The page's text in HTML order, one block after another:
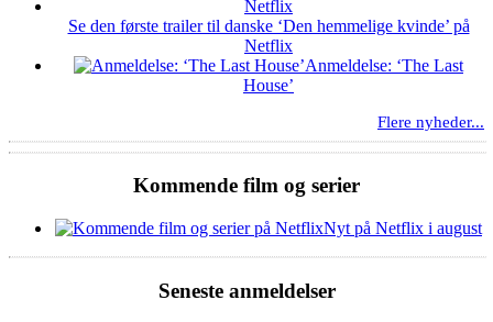
Se den første trailer til danske ‘Den hemmelige kvinde’ på
Netflix
Anmeldelse: ‘The Last
House’
Flere nyheder...
Kommende film og serier
Nyt på Netflix i august
Seneste anmeldelser